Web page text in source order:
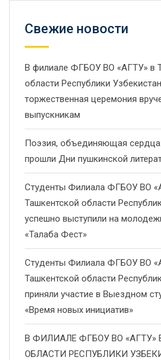
Свежие новости
В филиале ФГБОУ ВО «АГТУ» в
области Республики
торжественная церемония
выпускникам
Поэзия, объединяющая
прошли Дни пушкинской
Студенты Филиала ФГБОУ ВО
Ташкентской области
успешно выступили на
«Талаба Фест»
Студенты Филиала ФГБОУ ВО
Ташкентской области
приняли участие в Выездном
«Время новых инициатив»
В ФИЛИАЛЕ ФГБОУ ВО «АГТУ»
ОБЛАСТИ РЕСПУБЛИКИ